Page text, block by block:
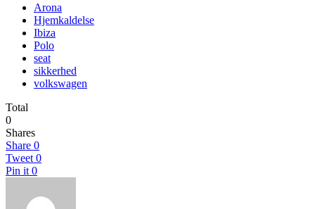
Arona
Hjemkaldelse
Ibiza
Polo
seat
sikkerhed
volkswagen
Total
0
Shares
Share 0
Tweet 0
Pin it 0